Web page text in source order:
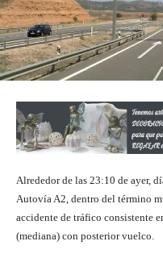
Alrededor de las 23:10 de ayer,
Autovía A2, dentro del término
accidente de tráfico consistente
(mediana) con posterior vuelco.